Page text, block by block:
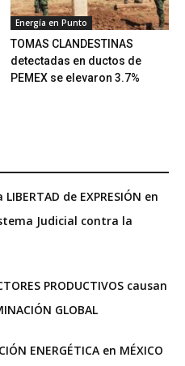
Energía en Punto
TOMAS CLANDESTINAS
detectadas en ductos de
PEMEX se elevaron 3.7%
de EXPRESIÓN en
Judicial contra la
PRODUCTIVOS causan
GLOBAL
ENERGÉTICA en MÉXICO